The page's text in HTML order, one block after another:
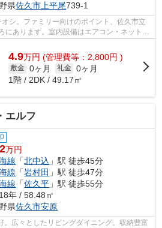
県佐久市上平尾739-1
オシ。ファミリー向けのポイント、佐久市立
にあります。室内設備はエアコン・ネット使
、とても...
4.9万円 (管理費等：2,800円 )
敷金 0ヶ月 礼金 0ヶ月
1階 / 2DK / 49.17㎡
エルフ
万円
線 「北中込 」駅 徒歩45分
線 「岩村田 」駅 徒歩47分
線 「佐久平 」駅 徒歩55分
年 / 58.48㎡
県佐久市安原
。広々としたリビングダイニング。収納豊富